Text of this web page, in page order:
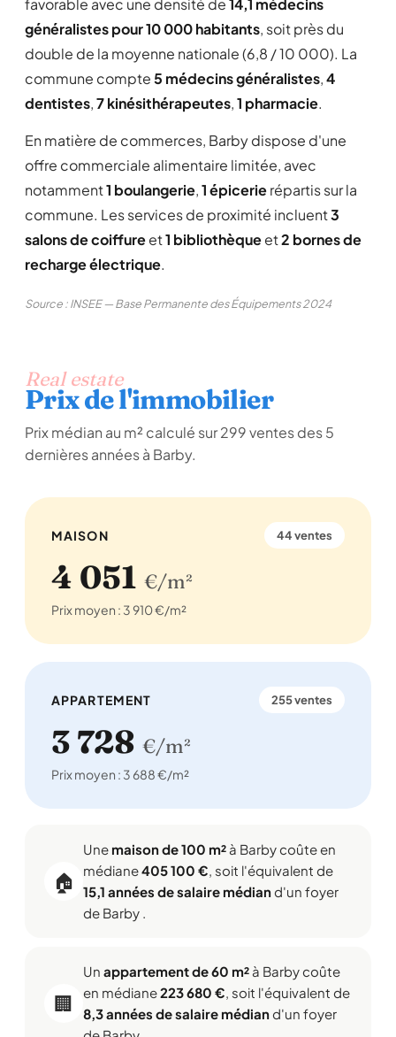
favorable avec une densité de14,1 médecins
généralistes pour 10 000 habitants, soit près du
double de la moyenne nationale (6,8 / 10 000). La
commune compte5 médecins généralistes,4
dentistes,7 kinésithérapeutes,1 pharmacie.
En matière de commerces, Barby dispose d'une
offre commerciale alimentaire limitée, avec
notamment1 boulangerie,1 épicerierépartis sur la
commune. Les services de proximité incluent3
salons de coiffureet1 bibliothèqueet2 bornes de
recharge électrique.
Source : INSEE — Base Permanente des Équipements 2024
Real estate
Prix de l'immobilier
Prix médian au m² calculé sur 299 ventes des 5
dernières années à Barby.
MAISON 44 ventes
4 051 €/m²
Prix moyen : 3 910 €/m²
APPARTEMENT 255 ventes
3 728 €/m²
Prix moyen : 3 688 €/m²
🏠
Une maison de 100 m² à Barby coûte en
médiane405 100 €, soit l'équivalent de
15,1 années de salaire médiand'un foyer
de Barby .
🏢
Un appartement de 60 m² à Barby coûte
en médiane223 680 €, soit l'équivalent de
8,3 années de salaire médiand'un foyer